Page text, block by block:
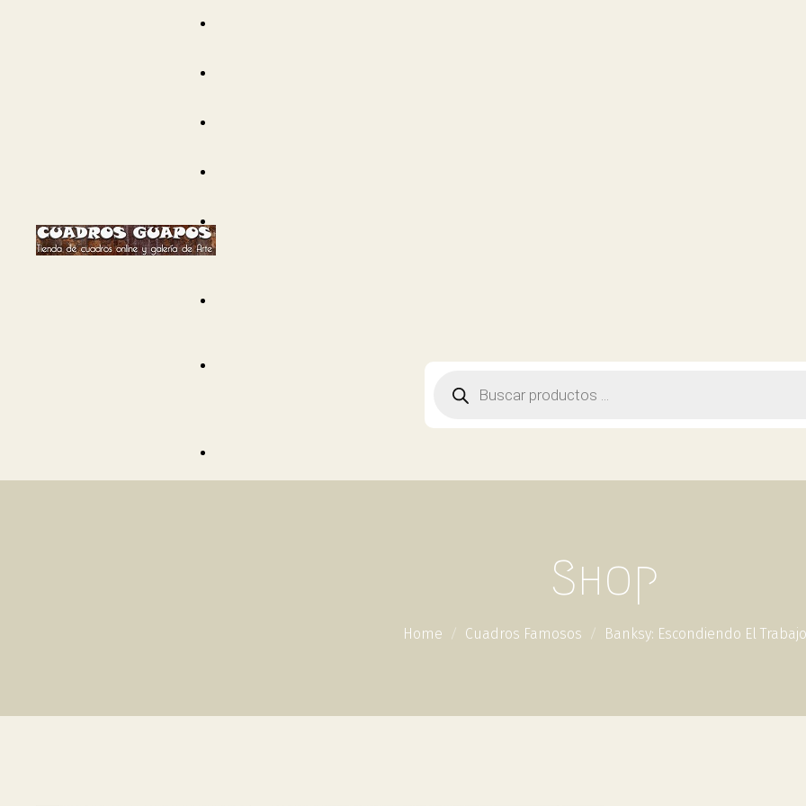
Shop
Home Cuadros Famosos Banksy: Escondiendo El Trabajo